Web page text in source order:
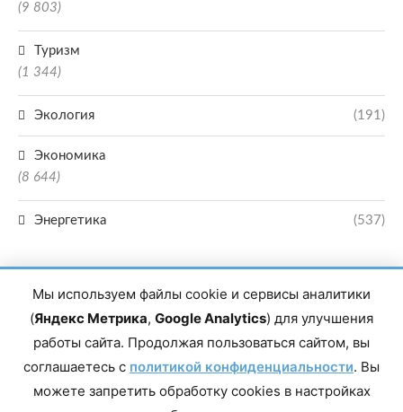
(9 803)
Туризм
(1 344)
Экология (191)
Экономика
(8 644)
Энергетика (537)
Главный редактор сетевого издания Магомаев Тимур Нухович. Контакты
редакции: 8(988)-292-94-34 Почта: vestiskfo@gmail.com По вопросам
Дагестан, г. Махачкала, пр-т Насрутдинова, д. 1а. Все права защищены.
Копирование и использование полных материалов запрещено, частичное
Мы используем файлы cookie и сервисы аналитики
(Яндекс Метрика, Google Analytics) для улучшения
работы сайта. Продолжая пользоваться сайтом, вы
соглашаетесь с политикой конфиденциальности. Вы
можете запретить обработку cookies в настройках